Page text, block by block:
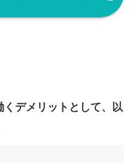
くデメリットとして、以